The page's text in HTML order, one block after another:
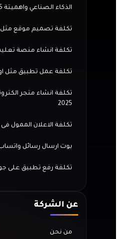
الذكاء الصناعي واهميتة 2025
تكلفة تصميم موقع
تكلفة انشاء منصة تعليمية
تكلفة عمل تطبيق مثل
تكلفة انشاء متجر
2025
تكلفة الاعلان الممول
بوت ارسال رسائل
تكلفة رفع تطبيق على
عن الشركة
من نحن